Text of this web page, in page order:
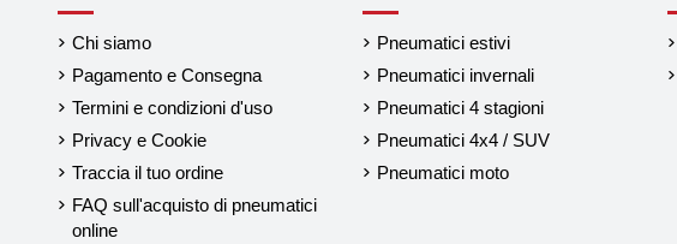
Chi siamo
Pagamento e Consegna
Termini e condizioni d'uso
Privacy e Cookie
Traccia il tuo ordine
FAQ sull'acquisto di pneumatici
online
Pneumatici estivi
Pneumatici invernali
Pneumatici 4 stagioni
Pneumatici 4x4 / SUV
Pneumatici moto